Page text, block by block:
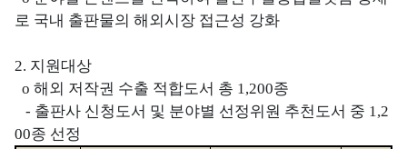
로 국내 출판물의 해외시장 접근성 강화
2. 지원대상
o 해외 저작권 수출 적합도서 총 1,200종
- 출판사 신청도서 및 분야별 선정위원 추천도서 중 1,2
00종 선정